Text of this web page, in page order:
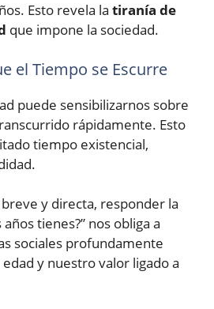
Esto revela la tiranía de
que impone la sociedad.
el Tiempo se Escurre
puede sensibilizarnos sobre
rápidamente. Esto
tiempo existencial,
y directa, responder la
tienes?” nos obliga a
sociales profundamente
y nuestro valor ligado a